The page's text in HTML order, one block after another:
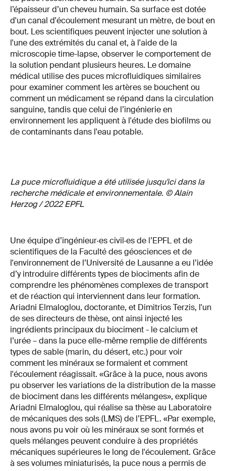
l’épaisseur d’un cheveu humain. Sa surface est dotée
d'un canal d'écoulement mesurant un mètre, de bout en
bout. Les scientifiques peuvent injecter une solution à
l'une des extrémités du canal et, à l'aide de la
microscopie time-lapse, observer le comportement de
la solution pendant plusieurs heures. Le domaine
médical utilise des puces microfluidiques similaires
pour examiner comment les artères se bouchent ou
comment un médicament se répand dans la circulation
sanguine, tandis que celui de l’ingénierie en
environnement les appliquent à l'étude des biofilms ou
de contaminants dans l'eau potable.
La puce microfluidique a été utilisée jusqu'ici dans la
recherche médicale et environnementale. © Alain
Herzog / 2022 EPFL
Une équipe d’ingénieur·es civil·es de l’EPFL et de
scientifiques de la Faculté des géosciences et de
l'environnement de l’Université de Lausanne a eu l’idée
d’y introduire différents types de biociments afin de
comprendre les phénomènes complexes de transport
et de réaction qui interviennent dans leur formation.
Ariadni Elmaloglou, doctorante, et Dimitrios Terzis, l'un
de ses directeurs de thèse, ont ainsi injecté les
ingrédients principaux du biociment - le calcium et
l’urée – dans la puce elle-même remplie de différents
types de sable (marin, du désert, etc.) pour voir
comment les minéraux se formaient et comment
l'écoulement réagissait. «Grâce à la puce, nous avons
pu observer les variations de la distribution de la masse
de biociment dans les différents mélanges», explique
Ariadni Elmaloglou, qui réalise sa thèse au Laboratoire
de mécaniques des sols (LMS) de l’EPFL. «Par exemple,
nous avons pu voir où les minéraux se sont formés et
quels mélanges peuvent conduire à des propriétés
mécaniques supérieures le long de l'écoulement. Grâce
à ses volumes miniaturisés, la puce nous a permis de